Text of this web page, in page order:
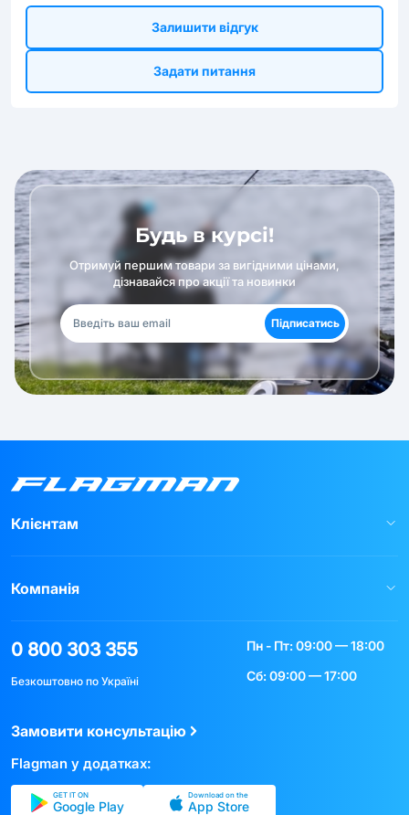
Залишити відгук
Задати питання
Будь в курсі!
Отримуй першим товари за вигідними цінами,
дізнавайся про акції та новинки
Підписатись
Клієнтам
Компанія
0 800 303 355
Безкоштовно по Україні
Пн - Пт: 09:00 — 18:00
Сб: 09:00 — 17:00
Замовити консультацію
Flagman у додатках:
GET IT ON
Google Play
Download on the
App Store